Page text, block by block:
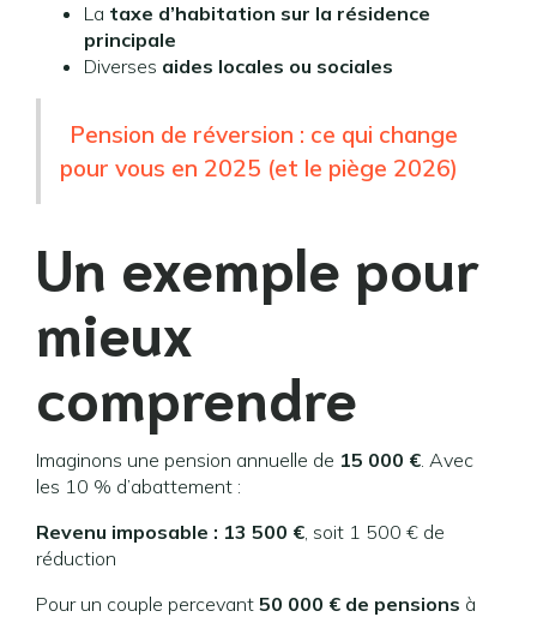
La taxe d’habitation sur la résidence
principale
Diverses aides locales ou sociales
Pension de réversion : ce qui change
pour vous en 2025 (et le piège 2026)
Un exemple pour
mieux
comprendre
Imaginons une pension annuelle de 15 000 €. Avec
les 10 % d’abattement :
Revenu imposable : 13 500 €, soit 1 500 € de
réduction
Pour un couple percevant 50 000 € de pensions à